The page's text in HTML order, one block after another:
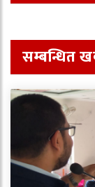
सम्बन्धित